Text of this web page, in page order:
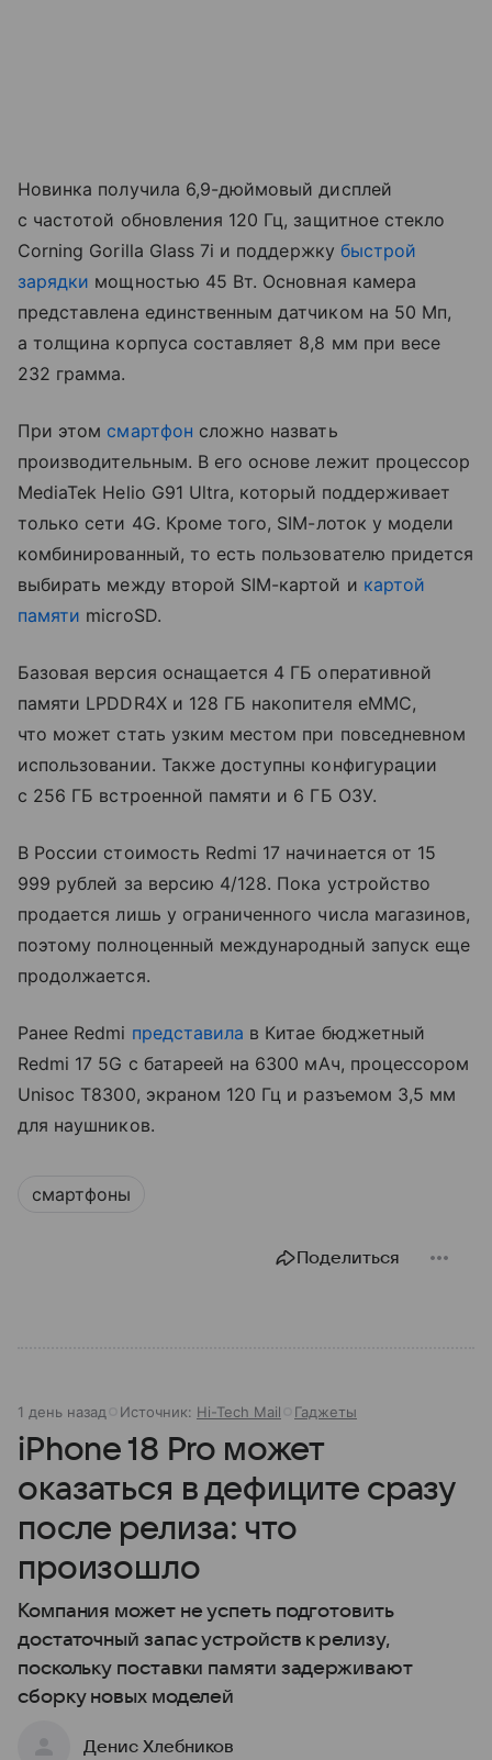
Новинка получила 6,9-дюймовый дисплей
с частотой обновления 120 Гц, защитное стекло
Corning Gorilla Glass 7i и поддержку быстрой
зарядки мощностью 45 Вт. Основная камера
представлена единственным датчиком на 50 Мп,
а толщина корпуса составляет 8,8 мм при весе
232 грамма.
При этом смартфон сложно назвать
производительным. В его основе лежит процессор
MediaTek Helio G91 Ultra, который поддерживает
только сети 4G. Кроме того, SIM-лоток у модели
комбинированный, то есть пользователю придется
выбирать между второй SIM-картой и картой
памяти microSD.
Базовая версия оснащается 4 ГБ оперативной
памяти LPDDR4X и 128 ГБ накопителя eMMC,
что может стать узким местом при повседневном
использовании. Также доступны конфигурации
с 256 ГБ встроенной памяти и 6 ГБ ОЗУ.
В России стоимость Redmi 17 начинается от 15
999 рублей за версию 4/128. Пока устройство
продается лишь у ограниченного числа магазинов,
поэтому полноценный международный запуск еще
продолжается.
Ранее Redmi представила в Китае бюджетный
Redmi 17 5G с батареей на 6300 мАч, процессором
Unisoc T8300, экраном 120 Гц и разъемом 3,5 мм
для наушников.
смартфоны
Поделиться
1 день назад Источник: Hi-Tech Mail Гаджеты
iPhone 18 Pro может
оказаться в дефиците сразу
после релиза: что
произошло
Компания может не успеть подготовить
достаточный запас устройств к релизу,
поскольку поставки памяти задерживают
сборку новых моделей
Денис Хлебников